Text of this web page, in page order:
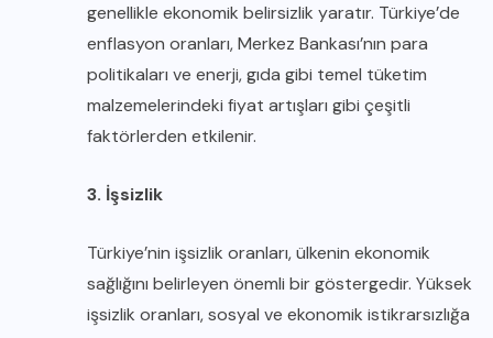
genellikle ekonomik belirsizlik yaratır. Türkiye’de
enflasyon oranları, Merkez Bankası’nın para
politikaları ve enerji, gıda gibi temel tüketim
malzemelerindeki fiyat artışları gibi çeşitli
faktörlerden etkilenir.
3. İşsizlik
Türkiye’nin işsizlik oranları, ülkenin ekonomik
sağlığını belirleyen önemli bir göstergedir. Yüksek
işsizlik oranları, sosyal ve ekonomik istikrarsızlığa